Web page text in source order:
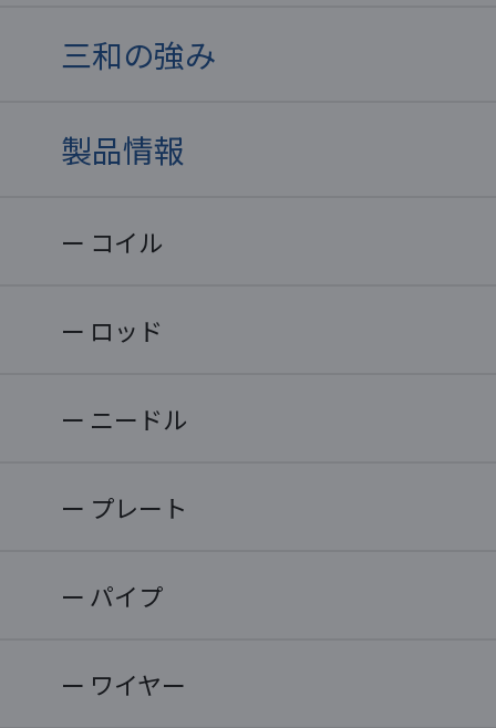
三和の強み
製品情報
コイル
ロッド
ニードル
プレート
パイプ
ワイヤー